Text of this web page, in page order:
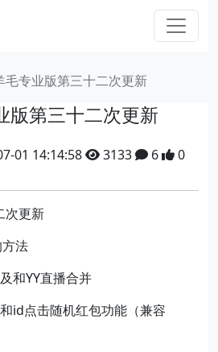
毛专业版第三十二次更新
版第三十二次更新
01 14:14:58 3133 6 0
次更新
法
和YY直播合并
id点击随机红包功能（兼容